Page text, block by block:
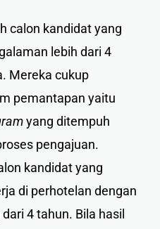
calon kandidat yang
lebih dari 4
Mereka cukup
pemantapan yaitu
yang ditempuh
pengajuan.
kandidat yang
di perhotelan dengan
4 tahun. Bila hasil